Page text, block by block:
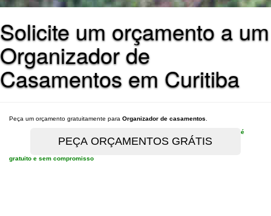
Solicite um orçamento a um
Organizador de
Casamentos em Curitiba
Peça um orçamento gratuitamente para Organizador de casamentos
é
gratuito e sem compromisso